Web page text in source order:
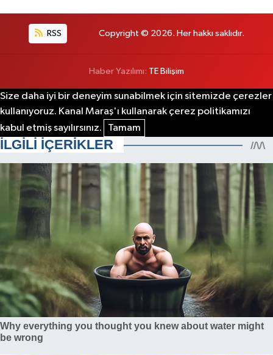
RSS Copyright © 2026. Her hakkı saklıdır.
Haber Yazılımı: TE Bilişim
Size daha iyi bir deneyim sunabilmek için sitemizde çerezler
kullanıyoruz. Kanal Maraş'ı kullanarak çerez politikamızı
kabul etmiş sayılırsınız.
Tamam